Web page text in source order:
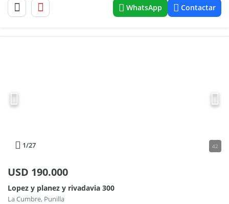
WhatsApp Contactar
1/27 42
USD 190.000
Lopez y planez y rivadavia 300
La Cumbre, Punilla